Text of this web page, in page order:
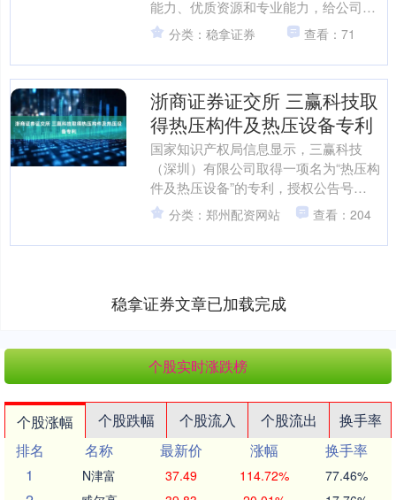
能力、优质资源和专业能力，给公司在
战略层面持续良性发展提供优质项目储
备，进一步提升公司综....
分类：稳拿证券 查看：71
浙商证券证交所 三赢科技取
得热压构件及热压设备专利
国家知识产权局信息显示，三赢科技
（深圳）有限公司取得一项名为“热压构
件及热压设备”的专利，授权公告号
CN115995403B，申请日期为2021年10
月。 天眼....
分类：郑州配资网站 查看：204
稳拿证券文章已加载完成
个股实时涨跌榜
个股涨幅 个股跌幅 个股流入 个股流出
换手率
排名
名称 最新价 涨幅
换手率
1
N津富 37.49 114.72% 77.46%